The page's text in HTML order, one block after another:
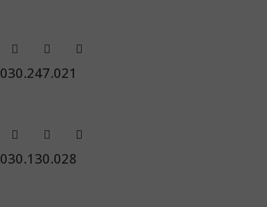
030.247.021
030.130.028